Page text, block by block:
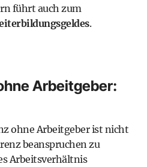
führt auch zum
.
Arbeitgeber:
ohne Arbeitgeber ist nicht
beanspruchen zu
Arbeitsverhältnis